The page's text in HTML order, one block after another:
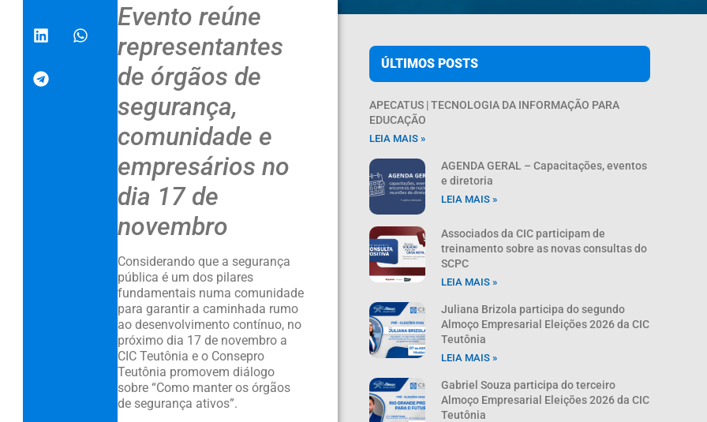
Evento reúne
representantes
de órgãos de
segurança,
comunidade e
empresários no
dia 17 de
novembro
Considerando que a segurança
pública é um dos pilares
fundamentais numa comunidade
para garantir a caminhada rumo
ao desenvolvimento contínuo, no
próximo dia 17 de novembro a
CIC Teutônia e o Consepro
Teutônia promovem diálogo
sobre “Como manter os órgãos
de segurança ativos”.
ÚLTIMOS POSTS
APECATUS | TECNOLOGIA DA INFORMAÇÃO PARA
EDUCAÇÃO
LEIA MAIS »
AGENDA GERAL – Capacitações, eventos
e diretoria
LEIA MAIS »
Associados da CIC participam de
treinamento sobre as novas consultas do
SCPC
LEIA MAIS »
Juliana Brizola participa do segundo
Almoço Empresarial Eleições 2026 da CIC
Teutônia
LEIA MAIS »
Gabriel Souza participa do terceiro
Almoço Empresarial Eleições 2026 da CIC
Teutônia